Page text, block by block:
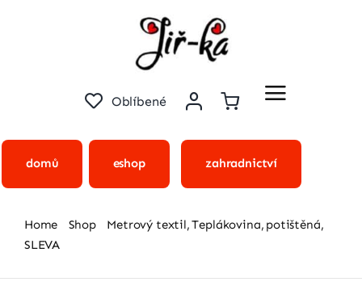
Oblíbené
domů eshop zahradnictví
Home Shop Metrový textil Teplákovina potištěná
SLEVA